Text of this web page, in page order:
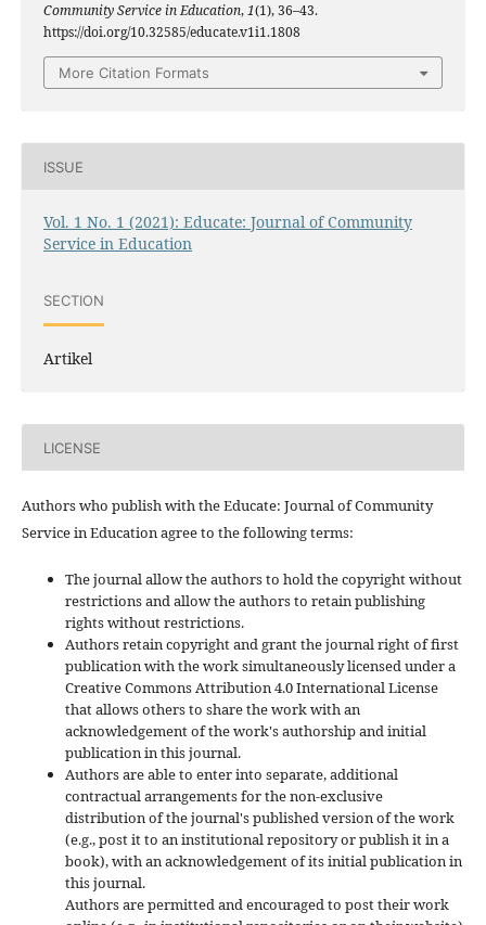
Community Service in Education,1(1), 36–43.
https://doi.org/10.32585/educate.v1i1.1808
More Citation Formats
ISSUE
Vol. 1 No. 1 (2021): Educate: Journal of Community
Service in Education
SECTION
Artikel
LICENSE
Authors who publish with the Educate: Journal of Community
Service in Education agree to the following terms:
The journal allow the authors to hold the copyright without
restrictions and allow the authors to retain publishing
rights without restrictions.
Authors retain copyright and grant the journal right of first
publication with the work simultaneously licensed under a
Creative Commons Attribution 4.0 International License
that allows others to share the work with an
acknowledgement of the work's authorship and initial
publication in this journal.
Authors are able to enter into separate, additional
contractual arrangements for the non-exclusive
distribution of the journal's published version of the work
(e.g., post it to an institutional repository or publish it in a
book), with an acknowledgement of its initial publication in
this journal.
Authors are permitted and encouraged to post their work